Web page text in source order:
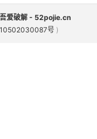
吾爱破解 - 52pojie.cn
号 )